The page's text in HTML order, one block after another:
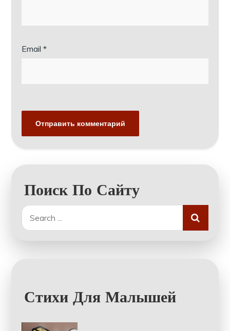
Email*
Поиск По Сайту
Search
for:
Стихи Для Малышей